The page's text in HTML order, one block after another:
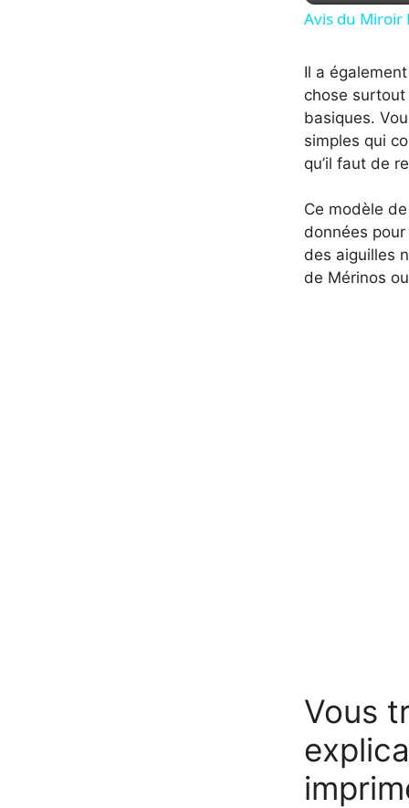
Avis du Miroir
Il a
chose
basiques.
simples qui
qu’il faut de
Ce modèle
données
des aiguilles
de Mérinos
Vous